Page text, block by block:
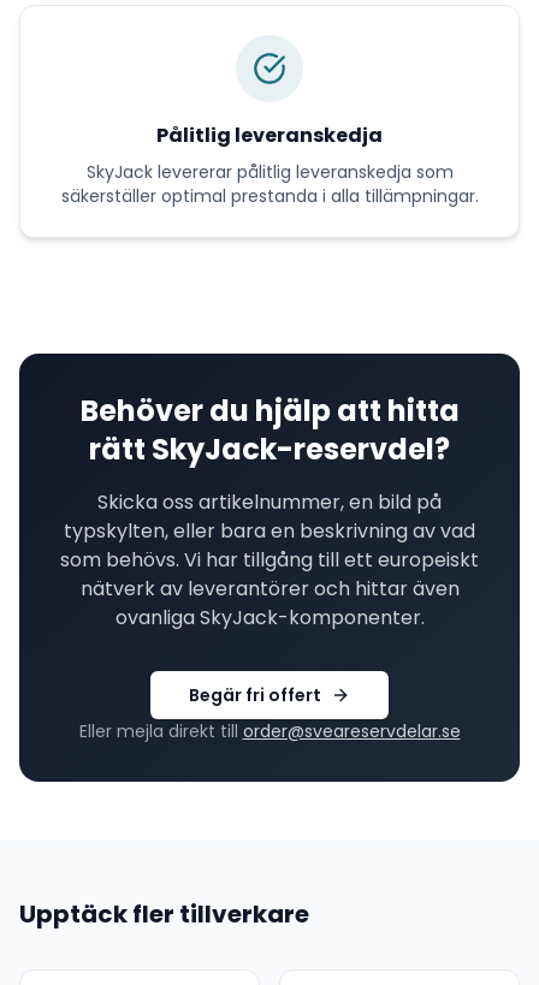
Pålitlig leveranskedja
SkyJacklevererar pålitlig leveranskedja som
säkerställer optimal prestanda i alla tillämpningar.
Behöver du hjälp att hitta
rätt SkyJack-reservdel?
Skicka oss artikelnummer, en bild på
typskylten, eller bara en beskrivning av vad
som behövs. Vi har tillgång till ett europeiskt
nätverk av leverantörer och hittar även
ovanligaSkyJack-komponenter.
Begär fri offert
Eller mejla direkt till order@sveareservdelar.se
Upptäck fler tillverkare